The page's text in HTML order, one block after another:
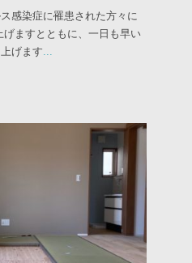
感染症に罹患された方々に
ますとともに、一日も早い
げます...